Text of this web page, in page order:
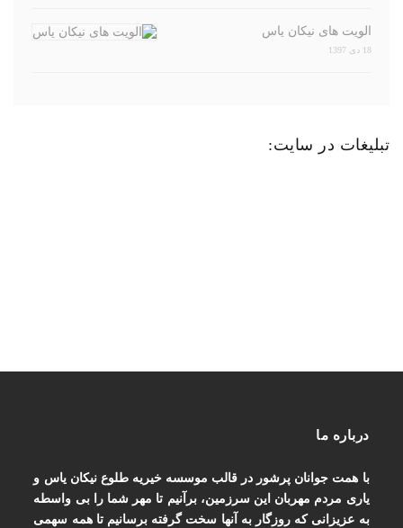
الویت های نیکان یاس
18 دی 1397
تبلیغات در سایت:
درباره ما
با همت جوانان پرشور در قالب موسسه خیریه طلوع نیکان یاس و
یاری مردم مهربان این سرزمین، برآنیم تا مهر شما را بی واسطه
به عزیزانی که روزگار به آنها سخت گرفته برسانیم تا همه سهمی